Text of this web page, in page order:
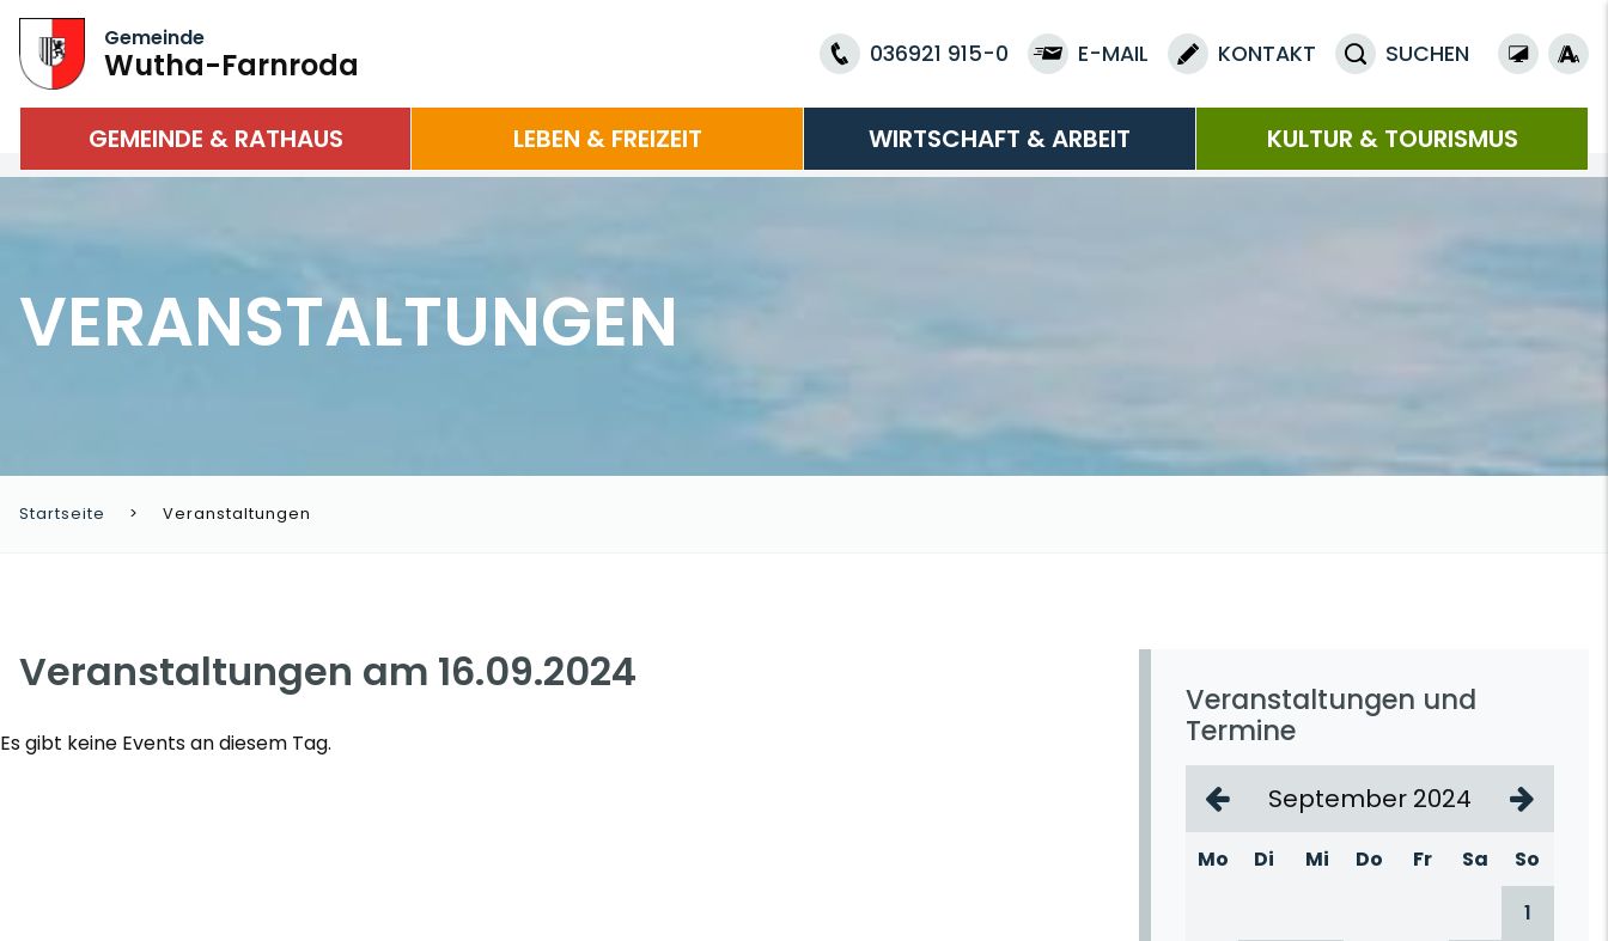
Gemeinde
Wutha-Farnroda 036921 915-0 E-MAIL KONTAKT SUCHEN
GEMEINDE & RATHAUS LEBEN & FREIZEIT WIRTSCHAFT & ARBEIT KULTUR & TOURISMUS
VERANSTALTUNGEN
Startseite Veranstaltungen
Veranstaltungen am 16.09.2024
Es gibt keine Events an diesem Tag.
Veranstaltungen und
Termine
September 2024
Mo Di Mi Do Fr Sa
So
1